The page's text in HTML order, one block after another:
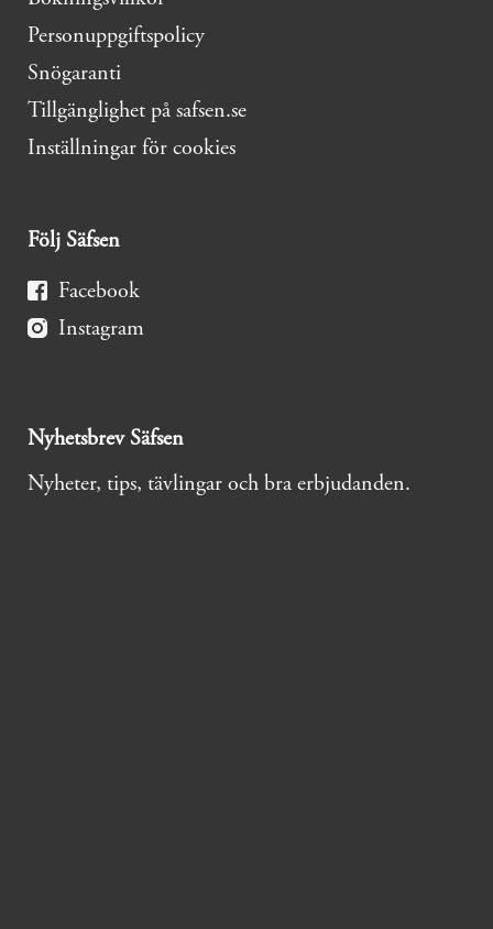
Personuppgiftspolicy
Snögaranti
Tillgänglighet på safsen.se
Inställningar för cookies
Följ Säfsen
Facebook
Instagram
Nyhetsbrev Säfsen
Nyheter, tips, tävlingar och bra erbjudanden.